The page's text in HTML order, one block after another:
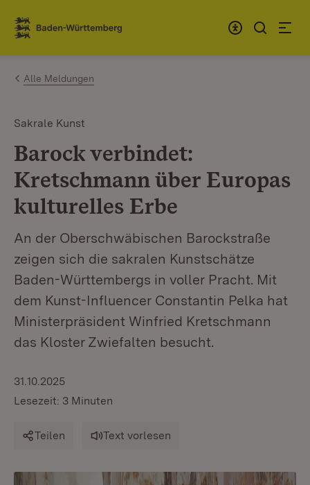
Zum Inhalt springen
Link zur Startseite
Alle Meldungen
Sakrale Kunst
Barock verbindet:
Kretschmann über Europas
kulturelles Erbe
An der Oberschwäbischen Barockstraße
zeigen sich die sakralen Kunstschätze
Baden-Württembergs in voller Pracht. Mit
dem Kunst-Influencer Constantin Pelka hat
Ministerpräsident Winfried Kretschmann
das Kloster Zwiefalten besucht.
31.10.2025
Lesezeit: 3 Minuten
Teilen Text vorlesen